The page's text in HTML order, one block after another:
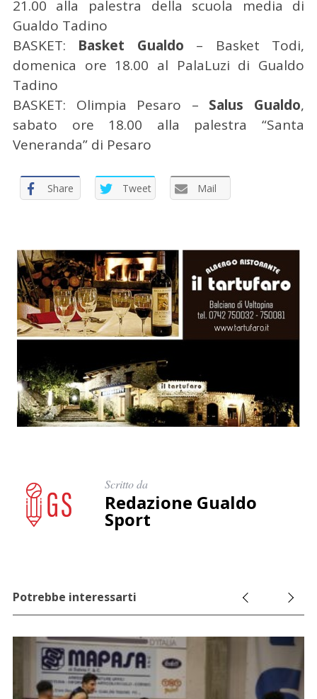
21.00 alla palestra della scuola media di
Gualdo Tadino
BASKET: Basket Gualdo – Basket Todi,
domenica ore 18.00 al PalaLuzi di Gualdo
Tadino
BASKET: Olimpia Pesaro – Salus Gualdo,
sabato ore 18.00 alla palestra “Santa
Veneranda” di Pesaro
Share Tweet Mail
Scritto da
Redazione Gualdo
Sport
Potrebbe interessarti